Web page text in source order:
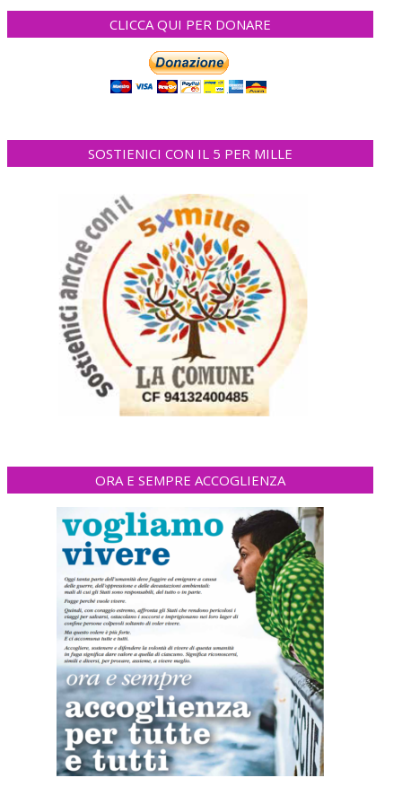
CLICCA QUI PER DONARE
SOSTIENICI CON IL 5 PER MILLE
ORA E SEMPRE ACCOGLIENZA